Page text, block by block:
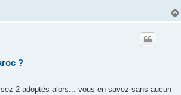
?
2 adoptés alors... vous en savez sans aucun